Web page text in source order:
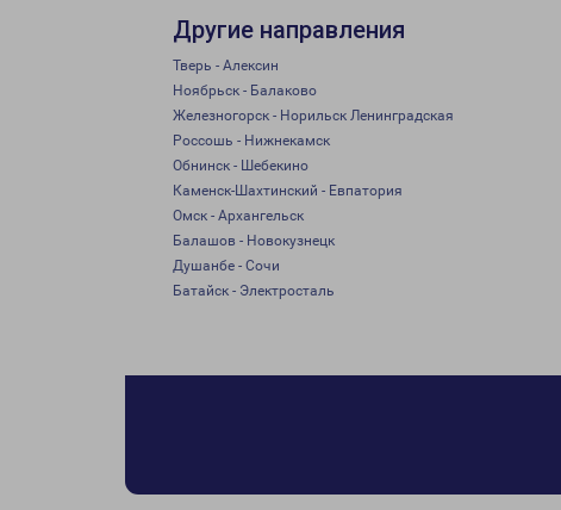
Другие направления
Тверь - Алексин
Ноябрьск - Балаково
Железногорск - Норильск Ленинградская
Россошь - Нижнекамск
Обнинск - Шебекино
Каменск-Шахтинский - Евпатория
Омск - Архангельск
Балашов - Новокузнецк
Душанбе - Сочи
Батайск - Электросталь